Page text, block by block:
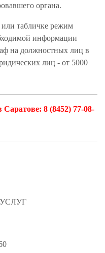
органа.
или табличке режим
информации
на должностных лиц в
лиц - от 5000
8 (8452) 77-08-